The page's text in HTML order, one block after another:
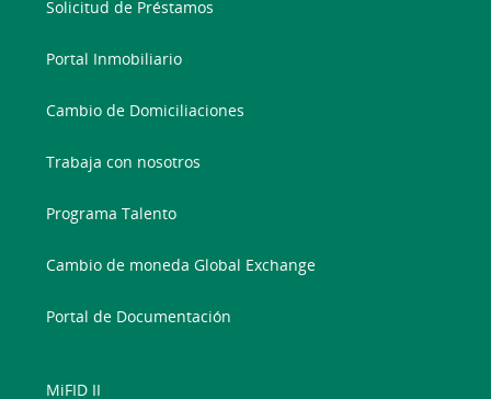
Solicitud de Préstamos
Portal Inmobiliario
Cambio de Domiciliaciones
Trabaja con nosotros
Programa Talento
Cambio de moneda Global Exchange
Portal de Documentación
MiFID II